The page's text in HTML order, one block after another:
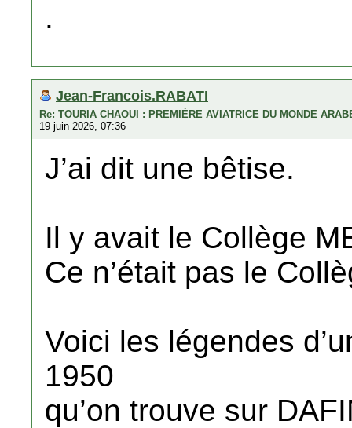
.
Jean-Francois.RABATI
Re: TOURIA CHAOUI : PREMIÈRE AVIATRICE DU MONDE
19 juin 2026, 07:36
J’ai dit une bêtise.
Il y avait le Collège
Ce n’était pas le
Voici les légendes
1950
qu’on trouve sur